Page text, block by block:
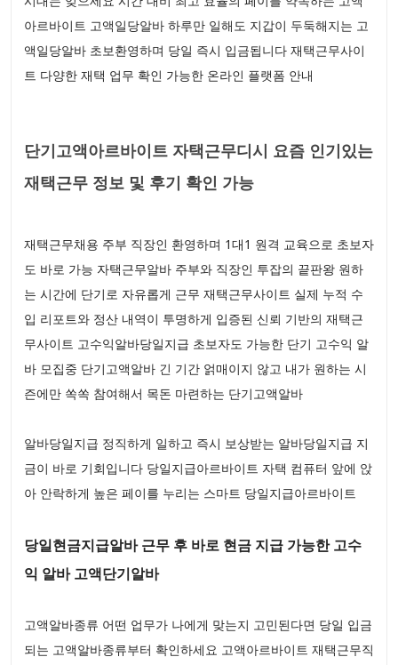
아르바이트 고액일당알바 하루만 일해도 지갑이 두둑해지는 고
액일당알바 초보환영하며 당일 즉시 입금됩니다 재택근무사이
트 다양한 재택 업무 확인 가능한 온라인 플랫폼 안내
단기고액아르바이트 자택근무디시 요즘 인기있는
재택근무 정보 및 후기 확인 가능
재택근무채용 주부 직장인 환영하며 1대1 원격 교육으로 초보자
도 바로 가능 자택근무알바 주부와 직장인 투잡의 끝판왕 원하
는 시간에 단기로 자유롭게 근무 재택근무사이트 실제 누적 수
입 리포트와 정산 내역이 투명하게 입증된 신뢰 기반의 재택근
무사이트 고수익알바당일지급 초보자도 가능한 단기 고수익 알
바 모집중 단기고액알바 긴 기간 얽매이지 않고 내가 원하는 시
즌에만 쏙쏙 참여해서 목돈 마련하는 단기고액알바
알바당일지급 정직하게 일하고 즉시 보상받는 알바당일지급 지
금이 바로 기회입니다 당일지급아르바이트 자택 컴퓨터 앞에 앉
아 안락하게 높은 페이를 누리는 스마트 당일지급아르바이트
당일현금지급알바 근무 후 바로 현금 지급 가능한 고수
익 알바 고액단기알바
고액알바종류 어떤 업무가 나에게 맞는지 고민된다면 당일 입금
되는 고액알바종류부터 확인하세요 고액아르바이트 재택근무직